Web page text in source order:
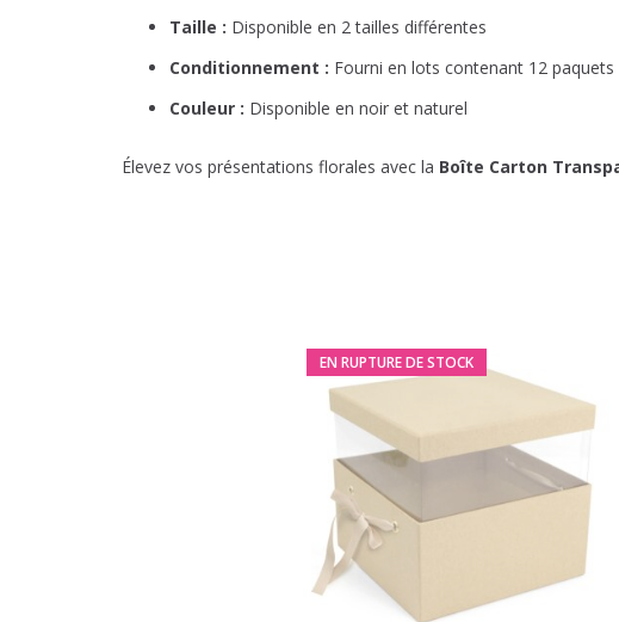
Taille : Disponible en 2 tailles différentes
Conditionnement : Fourni en lots contenant 12
Couleur : Disponible en noir et naturel
Élevez vos présentations florales avec la Boîte Carton
EN RUPTURE DE STOCK